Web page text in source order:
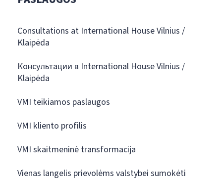
Consultations at International House Vilnius /
Klaipėda
Консультации в International House Vilnius /
Klaipėda
VMI teikiamos paslaugos
VMI kliento profilis
VMI skaitmeninė transformacija
Vienas langelis prievolėms valstybei sumokėti